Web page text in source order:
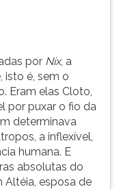
por Nix, a
isto é, sem o
Eram elas Cloto,
por puxar o fio da
determinava
a inflexível,
humana. E
absolutas do
esposa de